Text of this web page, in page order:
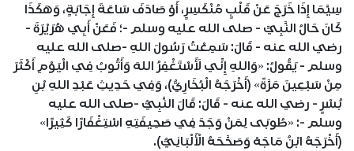
سِيَّمَا إِذَا خَرَجَ عَنْ قَلْبٍ مُنْكَسِرٍ، أَوْ صَادَفَ سَاعَةَ إِجَابَةٍ، وَهَكَذَا
كَانَ حَالُ النَّبِيِّ - صلى الله عليه وسلم -؛ فَعَنْ أَبِي هُرَيْرَةَ -
رضي الله عنه - قَالَ: سَمِعْتُ رَسُولَ اللهِ -صلى الله عليه
وسلم - يَقُولُ: «وَاللهِ إِنِّي لَأَسْتَغْفِرُ اللهَ وَأَتُوبُ فِي الْيَوْمِ أَكْثَرَ
مِنْ سَبْعِينَ مَرَّةً» (أَخْرَجَهُ الْبُخَارِيُّ)، وَفِي حَدِيثِ عَبْدِ اللهِ بْنِ
بُسْرٍ - رضي الله عنه - قَالَ: قَالَ النَّبِيُّ -صلى الله عليه
وسلم -: «طُوبَى لِمَنْ وَجَدَ فِي صَحِيفَتِهِ اسْتِغْفَارًا كَثِيرًا»
(أَخْرَجَهُ ابْنُ مَاجَهْ وَصَحَّحَهُ الْأَلْبَانِيُّ).